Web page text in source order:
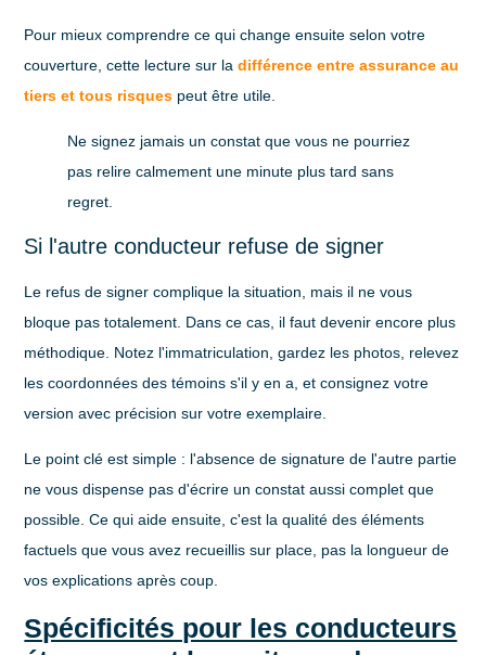
Pour mieux comprendre ce qui change ensuite selon votre
couverture, cette lecture sur ladifférence entre assurance au
tiers et tous risques peut être utile.
Ne signez jamais un constat que vous ne pourriez
pas relire calmement une minute plus tard sans
regret.
Si l'autre conducteur refuse de signer
Le refus de signer complique la situation, mais il ne vous
bloque pas totalement. Dans ce cas, il faut devenir encore plus
méthodique. Notez l'immatriculation, gardez les photos, relevez
les coordonnées des témoins s'il y en a, et consignez votre
version avec précision sur votre exemplaire.
Le point clé est simple : l'absence de signature de l'autre partie
ne vous dispense pas d'écrire un constat aussi complet que
possible. Ce qui aide ensuite, c'est la qualité des éléments
factuels que vous avez recueillis sur place, pas la longueur de
vos explications après coup.
Spécificités pour les conducteurs